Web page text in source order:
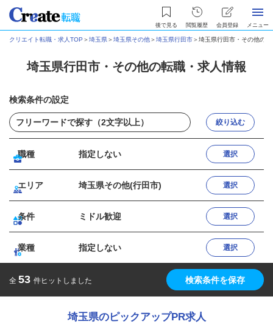
後で見る 閲覧履歴 会員登録 メニュー
クリエイト転職・求人TOP ＞埼玉県＞埼玉県その他＞埼玉県行田市＞埼玉県行田市・その他の
埼玉県行田市・その他の転職・求人情報
検索条件の設定
絞り込む
職種 指定しない 選択
エリア 埼玉県その他(行田市) 選択
条件 ミドル歓迎 選択
業種 指定しない 選択
全 53 件ヒットしました 検索条件を保存
埼玉県のピックアップPR求人